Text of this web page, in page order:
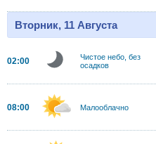
Вторник, 11 Августа
02:00
Чистое небо, без
осадков
08:00 Малооблачно